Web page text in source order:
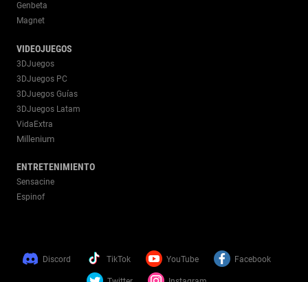
Genbeta
Magnet
VIDEOJUEGOS
3DJuegos
3DJuegos PC
3DJuegos Guías
3DJuegos Latam
VidaExtra
Millenium
ENTRETENIMIENTO
Sensacine
Espinof
Discord TikTok YouTube Facebook